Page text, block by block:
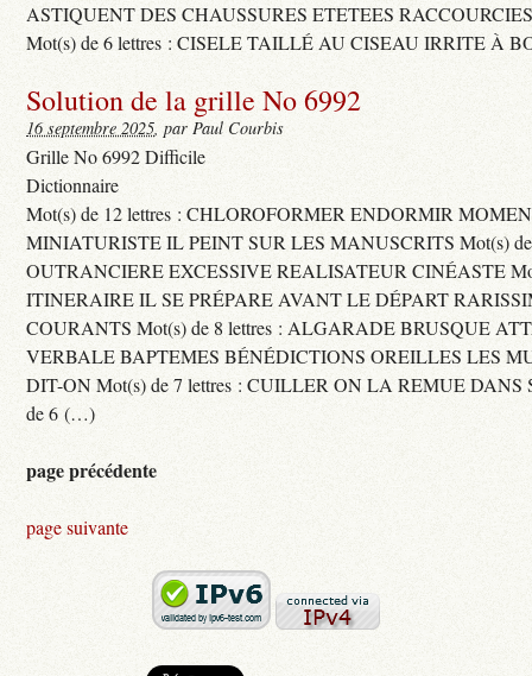
ASTIQUENT DES CHAUSSURES ETETEES
Mot(s) de 6 lettres : CISELE TAILLÉ AU CISEAU IRRITE À
Solution de la grille No 6992
16 septembre 2025, par Paul Courbis
Grille No 6992 Difficile
Dictionnaire
Mot(s) de 12 lettres : CHLOROFORMER ENDORMIR
MINIATURISTE IL PEINT SUR LES MANUSCRITS Mot(s) de
OUTRANCIERE EXCESSIVE REALISATEUR CINÉASTE
ITINERAIRE IL SE PRÉPARE AVANT LE DÉPART
COURANTS Mot(s) de 8 lettres : ALGARADE BRUSQUE
VERBALE BAPTEMES BÉNÉDICTIONS OREILLES LES
DIT-ON Mot(s) de 7 lettres : CUILLER ON LA REMUE DANS
de 6 (…)
page précédente
page suivante